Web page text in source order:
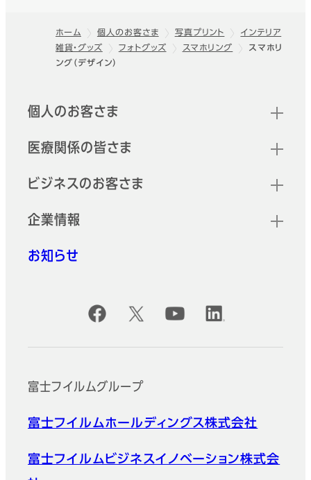
フッター
ホーム 個人のお客さま 写真プリント
インテリア
雑貨・グッズ
フォトグッズ スマホリング
スマホリ
ング（デザイン）
クイックリンク
個人のお客さま
医療関係の皆さま
ビジネスのお客さま
企業情報
お知らせ
公式SNSアカウント
富士フイルムグループ
富士フイルムホールディングス株式会社
富士フイルムビジネスイノベーション株式会